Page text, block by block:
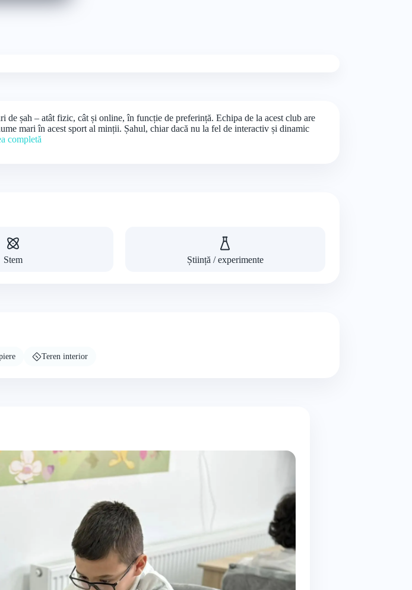
șah – atât fizic, cât și online, în funcție de preferință. Echipa de la acest club are
mari în acest sport al minții. Șahul, chiar dacă nu la fel de interactiv și dinamic
completă
Stem Știință / experimente
Teren interior